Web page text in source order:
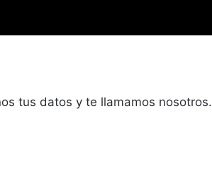
tus datos y te llamamos nosotros.